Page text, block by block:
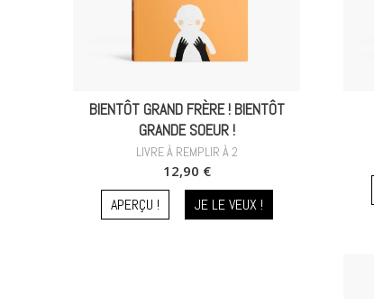
BIENTÔT GRAND FRÈRE ! BIENTÔT
GRANDE SOEUR !
LIVRE À REMPLIR À 2
12,90 €
APERÇU ! JE LE VEUX !